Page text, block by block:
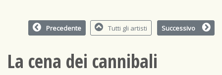
Precedente Tutti gli artisti Successivo
La cena dei cannibali